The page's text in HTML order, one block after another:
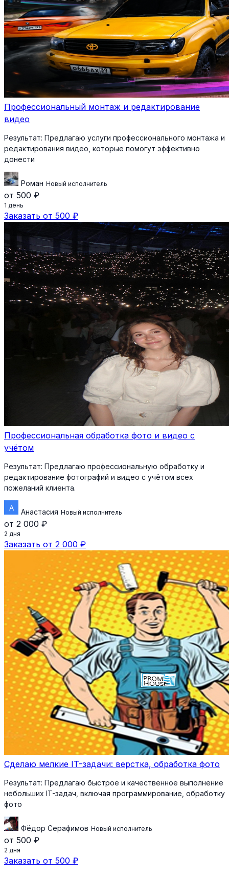
Профессиональный монтаж и редактирование
видео
Результат: Предлагаю услуги профессионального монтажа и
редактирования видео, которые помогут эффективно
донести
Роман Новый исполнитель
от 500 ₽
1 день
Заказать от 500 ₽
Профессиональная обработка фото и видео с
учётом
Результат: Предлагаю профессиональную обработку и
редактирование фотографий и видео с учётом всех
пожеланий клиента.
Анастасия Новый исполнитель
от 2 000 ₽
2 дня
Заказать от 2 000 ₽
Сделаю мелкие IT-задачи: верстка, обработка фото
Результат: Предлагаю быстрое и качественное выполнение
небольших IT-задач, включая программирование, обработку
фото
Фёдор Серафимов Новый исполнитель
от 500 ₽
2 дня
Заказать от 500 ₽